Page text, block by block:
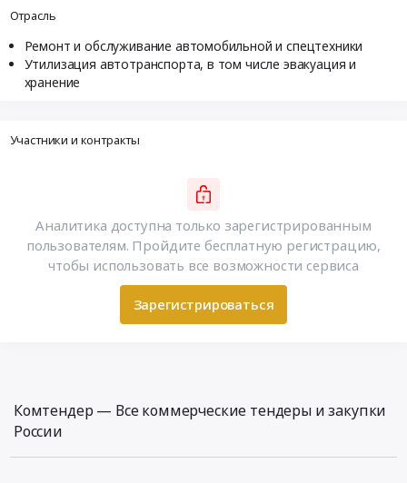
Отрасль
Ремонт и обслуживание автомобильной и спецтехники
Утилизация автотранспорта, в том числе эвакуация и
хранение
Участники и контракты
Аналитика доступна только зарегистрированным
пользователям. Пройдите бесплатную регистрацию,
чтобы использовать все возможности сервиса
Зарегистрироваться
Комтендер — Все коммерческие тендеры и закупки
России